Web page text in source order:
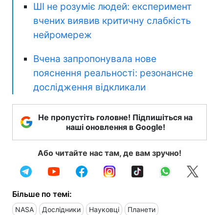
ШІ не розуміє людей: експеримент
вчених виявив критичну слабкість
нейромереж
Вчена запропонувала нове
пояснення реальності: резонансне
дослідження відкликали
Не пропустіть головне! Підпишіться на
наші оновлення в Google!
Або читайте нас там, де вам зручно!
Більше по темі:
NASA Дослідники Науковці Планети